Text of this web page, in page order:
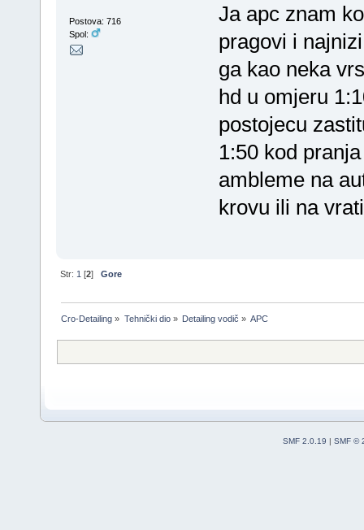
Postova: 716
Spol:
Ja apc znam
pragovi i
ga kao neka
hd u omjeru
postojecu
1:50 kod
ambleme na
krovu ili na
Str: 1 [2]Gore
Cro-Detailing » Tehnički dio» Detailing vodič » APC
SMF 2.0.19 | SMF ©